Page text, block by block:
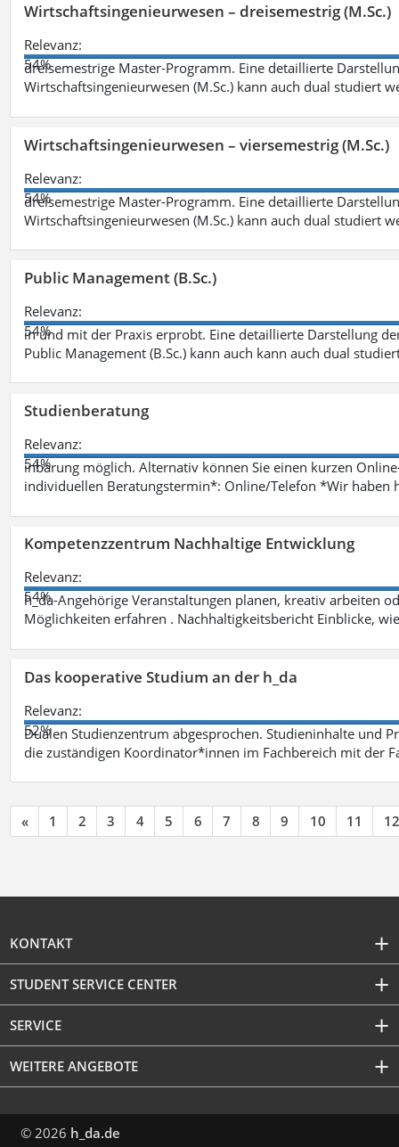
Wirtschaftsingenieurwesen – dreisemestrig (M.Sc.)
Relevanz:
54%
dreisemestrige Master-Programm. Eine detaillierte
Wirtschaftsingenieurwesen (M.Sc.) kann auch dual studiert
Wirtschaftsingenieurwesen – viersemestrig (M.Sc.)
Relevanz:
54%
dreisemestrige Master-Programm. Eine detaillierte
Wirtschaftsingenieurwesen (M.Sc.) kann auch dual studiert
Public Management (B.Sc.)
Relevanz:
54%
in und mit der Praxis erprobt. Eine detaillierte Darstellung
Public Management (B.Sc.) kann auch kann auch dual
Studienberatung
Relevanz:
54%
inbarung möglich. Alternativ können Sie einen kurzen
individuellen Beratungstermin*: Online/Telefon *Wir haben
Kompetenzzentrum Nachhaltige Entwicklung
Relevanz:
54%
h_da-Angehörige Veranstaltungen planen, kreativ arbeiten
Möglichkeiten erfahren . Nachhaltigkeitsbericht Einblicke,
Das kooperative Studium an der h_da
Relevanz:
52%
Dualen Studienzentrum abgesprochen. Studieninhalte und
die zuständigen Koordinator*innen im Fachbereich mit der
« 1 2 3 4 5 6 7 8 9 10 11 12
KONTAKT
STUDENT SERVICE CENTER
SERVICE
WEITERE ANGEBOTE
© 2026 h_da.de